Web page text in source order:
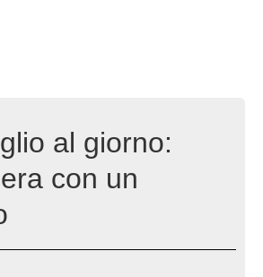
al giorno:
con un